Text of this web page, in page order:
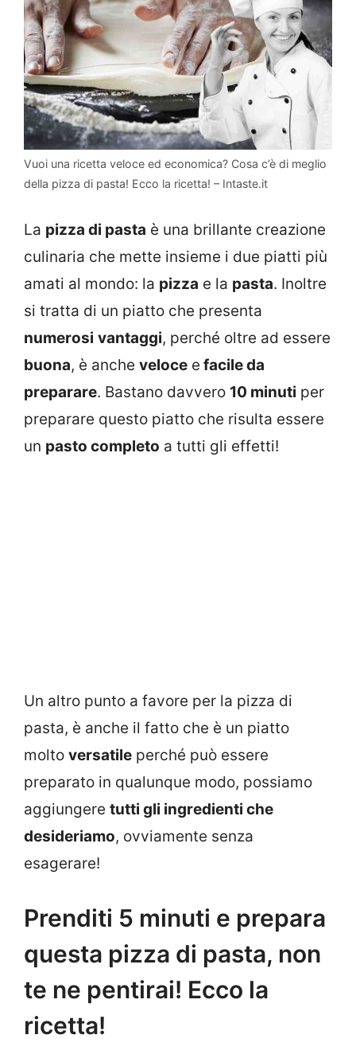
Vuoi una ricetta veloce ed economica? Cosa c’è di meglio
della pizza di pasta! Ecco la ricetta! – Intaste.it
La pizza di pasta è una brillante creazione
culinaria che mette insieme i due piatti più
amati al mondo: la pizza e la pasta. Inoltre
si tratta di un piatto che presenta
numerosi vantaggi, perché oltre ad essere
buona, è anche veloce e facile da
preparare. Bastano davvero 10 minuti per
preparare questo piatto che risulta essere
un pasto completo a tutti gli effetti!
Un altro punto a favore per la pizza di
pasta, è anche il fatto che è un piatto
molto versatile perché può essere
preparato in qualunque modo, possiamo
aggiungere tutti gli ingredienti che
desideriamo, ovviamente senza
esagerare!
Prenditi 5 minuti e prepara
questa pizza di pasta, non
te ne pentirai! Ecco la
ricetta!